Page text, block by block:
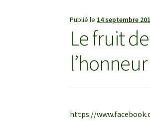
Publié le 14 septembre
Le fruit
l’honneur
https://